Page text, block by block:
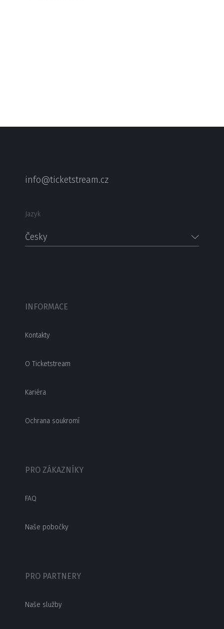
info@ticketstream.cz
Jazyk
Česky
INFORMACE
Kontakty
O Ticketstream
Kariéra
Ochrana soukromí
PRO ZÁKAZNÍKY
FAQ
Naše pobočky
PRO PARTNERY
Naše služby